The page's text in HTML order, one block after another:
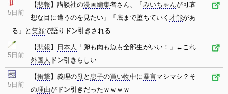
5日前
【悲報 】講談社の漫画編集者さん、「 みいちゃんが可哀
想な目に遭うのを見たい」「底まで堕ちていく 才能があ
る」と 笑顔で語り ドン引き される
5日前
【悲報 】 日本人 「卵も肉も魚も全部生がいい！」←これ
外国人 ドン引き らしい
5日前
【衝撃】義理の母と 息子の買い物中に暴言マシマシ？そ
の理由が ドン引き だったｗｗｗｗ